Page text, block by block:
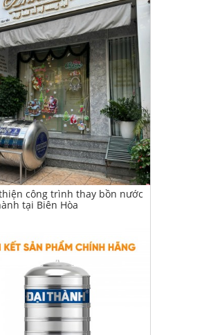
công trình thay bồn nước
tại Biên Hòa